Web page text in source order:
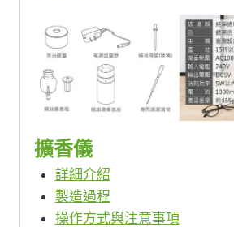
擴香儀
詳細介紹
製造過程
操作方式與注意事項